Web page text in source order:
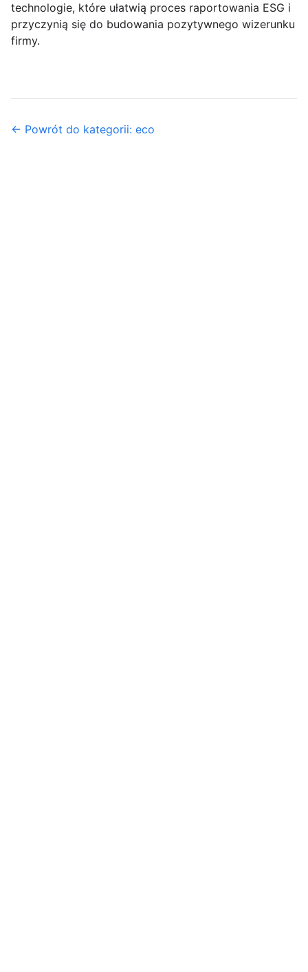
technologie, które ułatwią proces raportowania ESG i
przyczynią się do budowania pozytywnego wizerunku
firmy.
← Powrót do kategorii: eco